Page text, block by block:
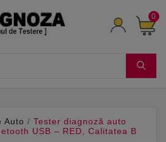
0
Auto
Tester diagnoză auto
USB – RED, Calitatea B